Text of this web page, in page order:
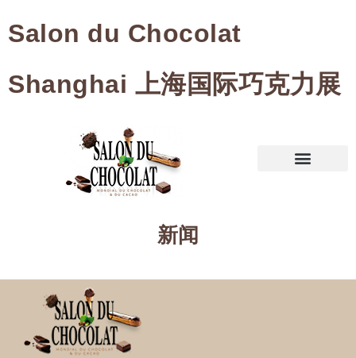
Salon du Chocolat
Shanghai 上海国际巧克力展
新闻